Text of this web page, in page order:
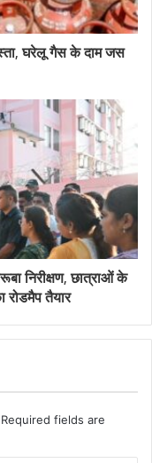
घरेलू गैस के दाम जस
निरीक्षण, छात्राओं के
रोडमैप तैयार
Required fields are